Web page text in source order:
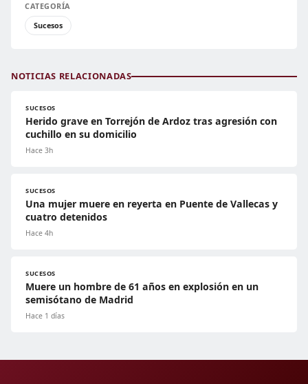
CATEGORÍA
Sucesos
NOTICIAS RELACIONADAS
SUCESOS
Herido grave en Torrejón de Ardoz tras agresión con
cuchillo en su domicilio
Hace 3h
SUCESOS
Una mujer muere en reyerta en Puente de Vallecas y
cuatro detenidos
Hace 4h
SUCESOS
Muere un hombre de 61 años en explosión en un
semisótano de Madrid
Hace 1 días